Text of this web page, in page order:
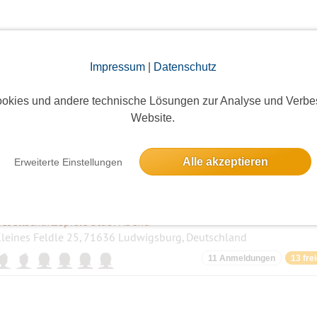
Impressum| Datenschutz
und andere technische Lösungen zur Analyse und
Website.
Erweiterte Einstellungen Alle akzeptieren
Pflugfelder Str. 23, 71636 Ludwigsburg, Deutschland
Feldle 25, 71636 Ludwigsburg, Deutschland
11 Anmeldungen 13